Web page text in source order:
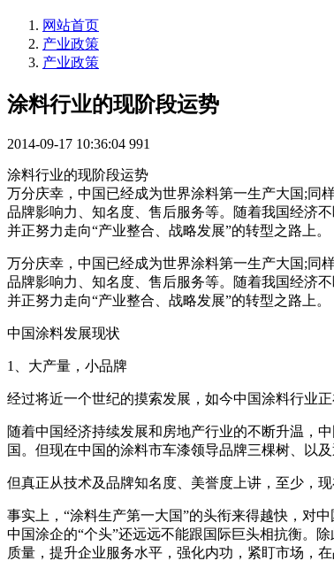
网站首页
产业政策
产业政策
涂料行业的现阶段运势
2014-09-17 10:36:04 991
涂料行业的现阶段运势
万分庆幸，中国已经成为世界涂料第一生产大国;同
品牌影响力、知名度、售后服务等。随着我国经济
并正努力走向“产业整合、战略发展”的转型之路上。
万分庆幸，中国已经成为世界涂料第一生产大国;同
品牌影响力、知名度、售后服务等。随着我国经济
并正努力走向“产业整合、战略发展”的转型之路上。
中国涂料发展现状
1、大产量，小品牌
经过将近一个世纪的摸索发展，如今中国涂料行业
随着中国经济持续发展和房地产行业的不断升温，
国。但现在中国的涂料市车漆领导品牌三棵树、以
但真正从技术及品牌知名度、美誉度上讲，至少，
事实上，“涂料生产第一大国”的头衔来得越快，对
中国涂企的“个头”还远远不能跟国际巨头相抗衡。
质量，提升企业服务水平，强化内功，紧盯市场，